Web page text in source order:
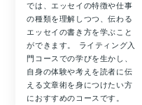
では、エッセイの特徴や仕事
の種類を理解しつつ、伝わる
エッセイの書き方を学ぶこと
ができます。 ライティング入
門コースでの学びを生かし、
自身の体験や考えを読者に伝
える文章術を身につけたい方
におすすめのコースです。